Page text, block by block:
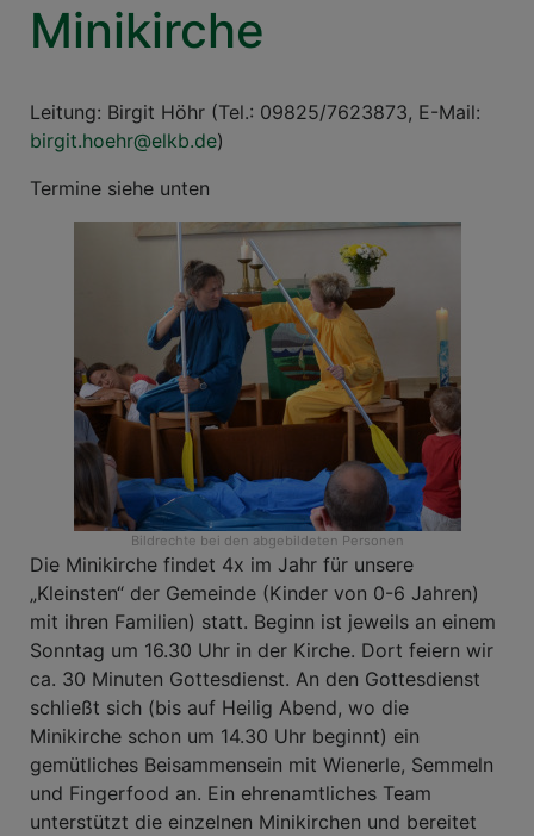
Minikirche
Leitung: Birgit Höhr (Tel.: 09825/7623873, E-Mail:
birgit.hoehr@elkb.de)
Termine siehe unten
Bildrechte bei den abgebildeten Personen
Die Minikirche findet 4x im Jahr für unsere
„Kleinsten“ der Gemeinde (Kinder von 0-6 Jahren)
mit ihren Familien) statt. Beginn ist jeweils an einem
Sonntag um 16.30 Uhr in der Kirche. Dort feiern wir
ca. 30 Minuten Gottesdienst. An den Gottesdienst
schließt sich (bis auf Heilig Abend, wo die
Minikirche schon um 14.30 Uhr beginnt) ein
gemütliches Beisammensein mit Wienerle, Semmeln
und Fingerfood an. Ein ehrenamtliches Team
unterstützt die einzelnen Minikirchen und bereitet